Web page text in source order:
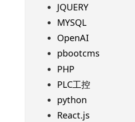
JQUERY
MYSQL
OpenAI
pbootcms
PHP
PLC工控
python
React.js